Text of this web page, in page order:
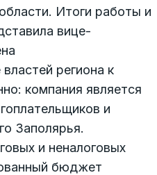
Итоги работы и
вице-
региона к
компания является
и
Заполярья.
и неналоговых
бюджет